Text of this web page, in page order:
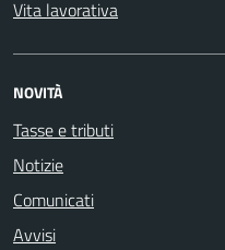
Vita lavorativa
NOVITÀ
Tasse e tributi
Notizie
Comunicati
Avvisi